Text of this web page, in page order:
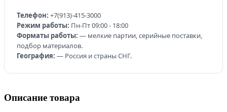
Телефон: +7(913)-415-3000
Режим работы: Пн-Пт 09:00 - 18:00
Форматы работы: — мелкие партии, серийные поставки,
подбор материалов.
География: — Россия и страны СНГ.
Описание товара